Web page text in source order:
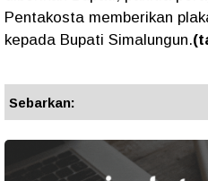
Pentakosta memberikan
kepada Bupati Simalungun.
Sebarkan: